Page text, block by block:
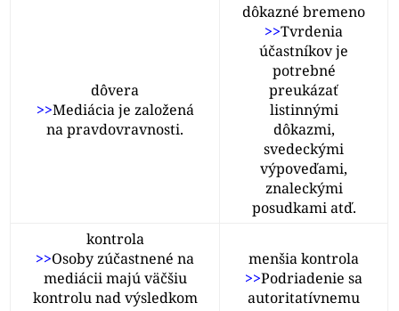
dôvera
>>Mediácia je založená
na pravdovravnosti.
dôkazné bremeno
>>Tvrdenia
účastníkov je
potrebné
preukázať
listinnými
dôkazmi,
svedeckými
výpoveďami,
znaleckými
posudkami atď.
kontrola
>>Osoby zúčastnené na
mediácii majú väčšiu
kontrolu nad výsledkom
menšia kontrola
>>Podriadenie sa
autoritatívnemu